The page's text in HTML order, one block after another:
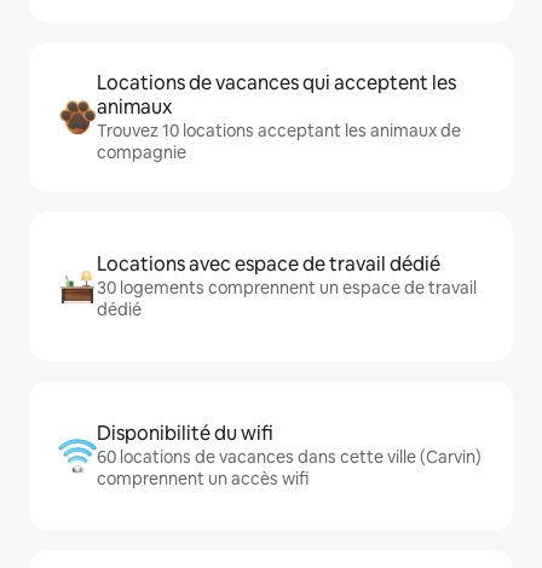
Locations de vacances qui acceptent les
animaux
Trouvez 10 locations acceptant les animaux de
compagnie
Locations avec espace de travail dédié
30 logements comprennent un espace de travail
dédié
Disponibilité du wifi
60 locations de vacances dans cette ville (Carvin)
comprennent un accès wifi